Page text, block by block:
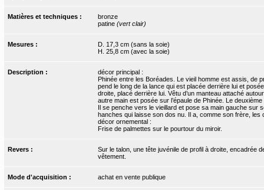
Matières et techniques :
bronze
patine (vert clair)
Mesures :
D. 17,3 cm (sans la soie)
H. 25,8 cm (avec la soie)
Description :
décor principal :
Phinée entre les Boréades. Le vieil homme est assis, de
pend le long de la lance qui est placée derrière lui et
droite, placé derrière lui. Vêtu d’un manteau attaché
autre main est posée sur l’épaule de Phinée. Le
Il se penche vers le vieillard et pose sa main gauche sur
hanches qui laisse son dos nu. Il a, comme son frère,
décor ornemental :
Frise de palmettes sur le pourtour du miroir.
Revers :
Sur le talon, une tête juvénile de profil à droite, encadrée
vêtement.
Mode d'acquisition : achat en vente publique